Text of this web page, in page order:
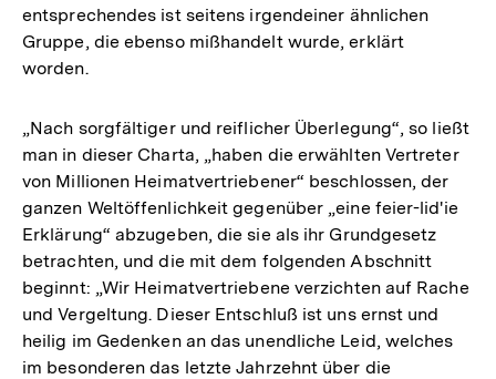
entsprechendes ist seitens irgendeiner ähnlichen
Gruppe, die ebenso mißhandelt wurde, erklärt
worden.
„Nach sorgfältiger und reiflicher Überlegung“, so ließt
man in dieser Charta, „haben die erwählten Vertreter
von Millionen Heimatvertriebener“ beschlossen, der
ganzen Weltöffenlichkeit gegenüber „eine feier-lid'ie
Erklärung“ abzugeben, die sie als ihr Grundgesetz
betrachten, und die mit dem folgenden Abschnitt
beginnt: „Wir Heimatvertriebene verzichten auf Rache
und Vergeltung. Dieser Entschluß ist uns ernst und
heilig im Gedenken an das unendliche Leid, welches
im besonderen das letzte Jahrzehnt über die